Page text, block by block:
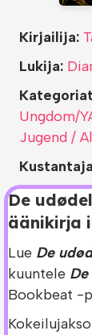
De
äänikirja
Lue De
kuuntele
Bookbeat -
Kirjailija:
Lukija:
Ungdom/
Jugend /